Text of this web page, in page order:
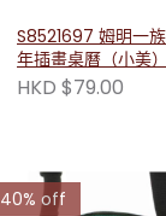
S8521697 姆明一
年插畫桌曆（小美）
HKD $79.00
40% off